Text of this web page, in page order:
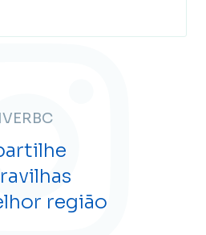
região